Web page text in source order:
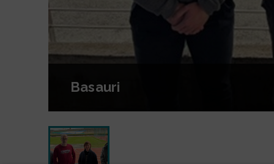
Basauri
diapositiva: Basauri